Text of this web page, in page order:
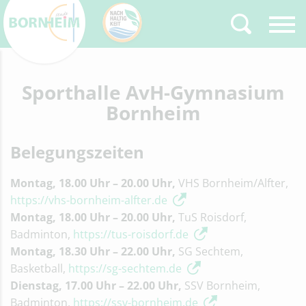
Zurück
Type 2 or more
characters for results.
Sporthalle AvH-Gymnasium
Bornheim
Belegungszeiten
Montag, 18.00 Uhr – 20.00 Uhr, VHS Bornheim/Alfter,
https://vhs-bornheim-alfter.de
Montag, 18.00 Uhr – 20.00 Uhr, TuS Roisdorf,
Badminton, https://tus-roisdorf.de
Montag, 18.30 Uhr – 22.00 Uhr, SG Sechtem,
Basketball, https://sg-sechtem.de
Dienstag, 17.00 Uhr – 22.00 Uhr, SSV Bornheim,
Badminton, https://ssv-bornheim.de